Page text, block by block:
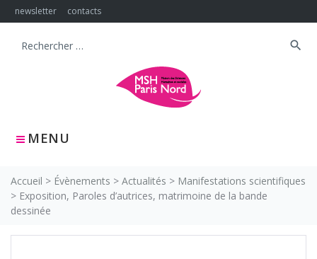
Skip
to
newsletter contacts
MENU
Search
search
Accueil > Évènements > Actualités > Manifestations scientifiques
> Exposition, Paroles d’autrices, matrimoine de la bande
dessinée